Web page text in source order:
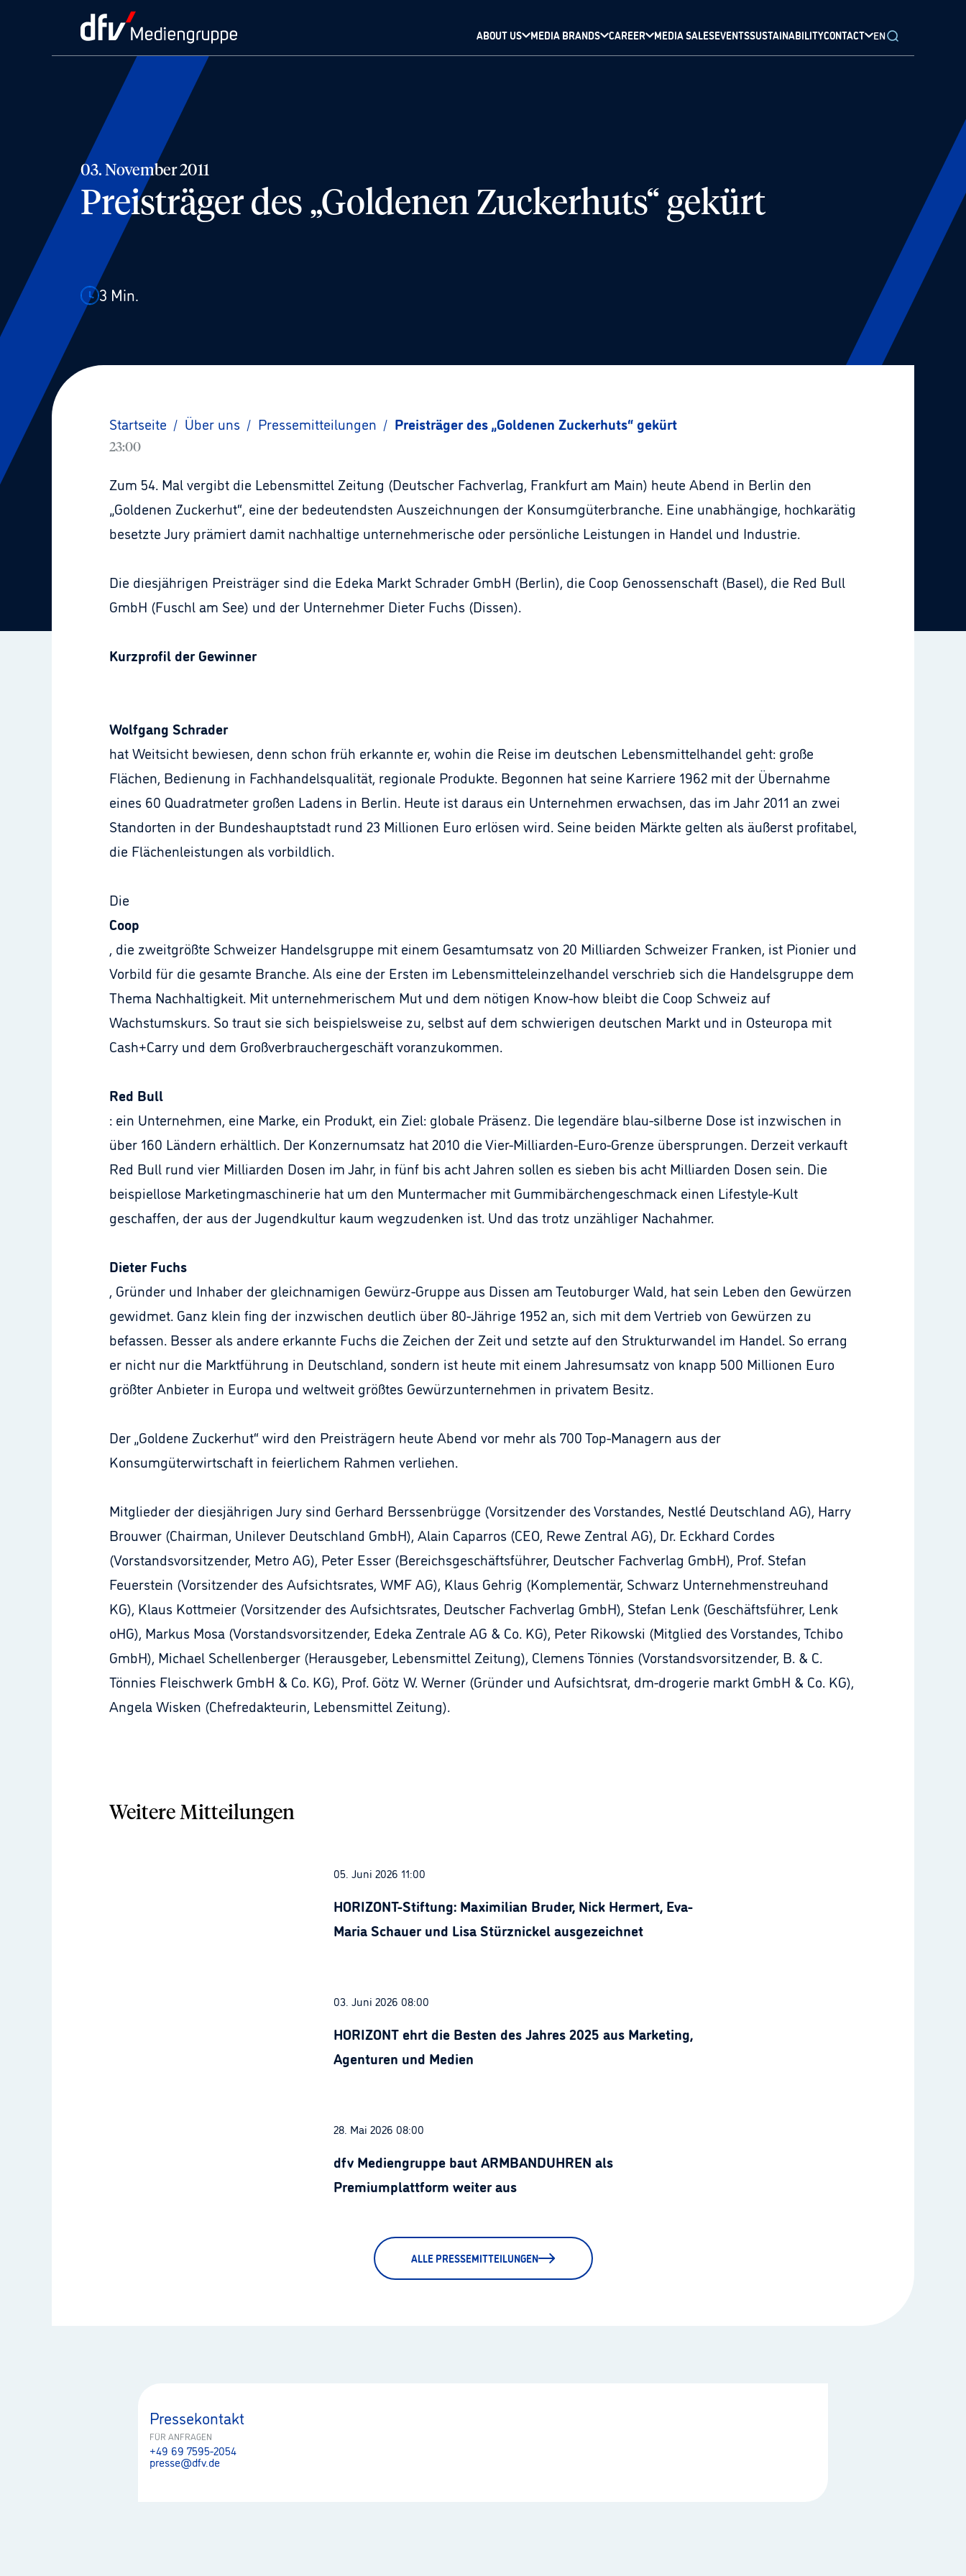
ABOUT US MEDIA BRANDS CAREER MEDIA SALESEVENTSSUSTAINABILITYCONTACT EN
03. November 2011
Preisträger des „Goldenen Zuckerhuts“ gekürt
3 Min.
Startseite / Über uns / Pressemitteilungen / Preisträger des „Goldenen Zuckerhuts“ gekürt
23:00
Zum 54. Mal vergibt die Lebensmittel Zeitung (Deutscher Fachverlag, Frankfurt am Main) heute Abend in Berlin den
„Goldenen Zuckerhut“, eine der bedeutendsten Auszeichnungen der Konsumgüterbranche. Eine unabhängige, hochkarätig
besetzte Jury prämiert damit nachhaltige unternehmerische oder persönliche Leistungen in Handel und Industrie.
Die diesjährigen Preisträger sind die Edeka Markt Schrader GmbH (Berlin), die Coop Genossenschaft (Basel), die Red Bull
GmbH (Fuschl am See) und der Unternehmer Dieter Fuchs (Dissen).
Kurzprofil der Gewinner
Wolfgang Schrader
hat Weitsicht bewiesen, denn schon früh erkannte er, wohin die Reise im deutschen Lebensmittelhandel geht: große
Flächen, Bedienung in Fachhandelsqualität, regionale Produkte. Begonnen hat seine Karriere 1962 mit der Übernahme
eines 60 Quadratmeter großen Ladens in Berlin. Heute ist daraus ein Unternehmen erwachsen, das im Jahr 2011 an zwei
Standorten in der Bundeshauptstadt rund 23 Millionen Euro erlösen wird. Seine beiden Märkte gelten als äußerst profitabel,
die Flächenleistungen als vorbildlich.
Die
Coop
, die zweitgrößte Schweizer Handelsgruppe mit einem Gesamtumsatz von 20 Milliarden Schweizer Franken, ist Pionier und
Vorbild für die gesamte Branche. Als eine der Ersten im Lebensmitteleinzelhandel verschrieb sich die Handelsgruppe dem
Thema Nachhaltigkeit. Mit unternehmerischem Mut und dem nötigen Know-how bleibt die Coop Schweiz auf
Wachstumskurs. So traut sie sich beispielsweise zu, selbst auf dem schwierigen deutschen Markt und in Osteuropa mit
Cash+Carry und dem Großverbrauchergeschäft voranzukommen.
Red Bull
: ein Unternehmen, eine Marke, ein Produkt, ein Ziel: globale Präsenz. Die legendäre blau-silberne Dose ist inzwischen in
über 160 Ländern erhältlich. Der Konzernumsatz hat 2010 die Vier-Milliarden-Euro-Grenze übersprungen. Derzeit verkauft
Red Bull rund vier Milliarden Dosen im Jahr, in fünf bis acht Jahren sollen es sieben bis acht Milliarden Dosen sein. Die
beispiellose Marketingmaschinerie hat um den Muntermacher mit Gummibärchengeschmack einen Lifestyle-Kult
geschaffen, der aus der Jugendkultur kaum wegzudenken ist. Und das trotz unzähliger Nachahmer.
Dieter Fuchs
, Gründer und Inhaber der gleichnamigen Gewürz-Gruppe aus Dissen am Teutoburger Wald, hat sein Leben den Gewürzen
gewidmet. Ganz klein fing der inzwischen deutlich über 80-Jährige 1952 an, sich mit dem Vertrieb von Gewürzen zu
befassen. Besser als andere erkannte Fuchs die Zeichen der Zeit und setzte auf den Strukturwandel im Handel. So errang
er nicht nur die Marktführung in Deutschland, sondern ist heute mit einem Jahresumsatz von knapp 500 Millionen Euro
größter Anbieter in Europa und weltweit größtes Gewürzunternehmen in privatem Besitz.
Der „Goldene Zuckerhut“ wird den Preisträgern heute Abend vor mehr als 700 Top-Managern aus der
Konsumgüterwirtschaft in feierlichem Rahmen verliehen.
Mitglieder der diesjährigen Jury sind Gerhard Berssenbrügge (Vorsitzender des Vorstandes, Nestlé Deutschland AG), Harry
Brouwer (Chairman, Unilever Deutschland GmbH), Alain Caparros (CEO, Rewe Zentral AG), Dr. Eckhard Cordes
(Vorstandsvorsitzender, Metro AG), Peter Esser (Bereichsgeschäftsführer, Deutscher Fachverlag GmbH), Prof. Stefan
Feuerstein (Vorsitzender des Aufsichtsrates, WMF AG), Klaus Gehrig (Komplementär, Schwarz Unternehmenstreuhand
KG), Klaus Kottmeier (Vorsitzender des Aufsichtsrates, Deutscher Fachverlag GmbH), Stefan Lenk (Geschäftsführer, Lenk
oHG), Markus Mosa (Vorstandsvorsitzender, Edeka Zentrale AG & Co. KG), Peter Rikowski (Mitglied des Vorstandes, Tchibo
GmbH), Michael Schellenberger (Herausgeber, Lebensmittel Zeitung), Clemens Tönnies (Vorstandsvorsitzender, B. & C.
Tönnies Fleischwerk GmbH & Co. KG), Prof. Götz W. Werner (Gründer und Aufsichtsrat, dm-drogerie markt GmbH & Co. KG),
Angela Wisken (Chefredakteurin, Lebensmittel Zeitung).
Weitere Mitteilungen
05. Juni 2026 11:00
HORIZONT-Stiftung: Maximilian Bruder, Nick Hermert, Eva-
Maria Schauer und Lisa Stürznickel ausgezeichnet
03. Juni 2026 08:00
HORIZONT ehrt die Besten des Jahres 2025 aus Marketing,
Agenturen und Medien
28. Mai 2026 08:00
dfv Mediengruppe baut ARMBANDUHREN als
Premiumplattform weiter aus
ALLE PRESSEMITTEILUNGEN
Pressekontakt
FÜR ANFRAGEN
+49 69 7595-2054
presse@dfv.de